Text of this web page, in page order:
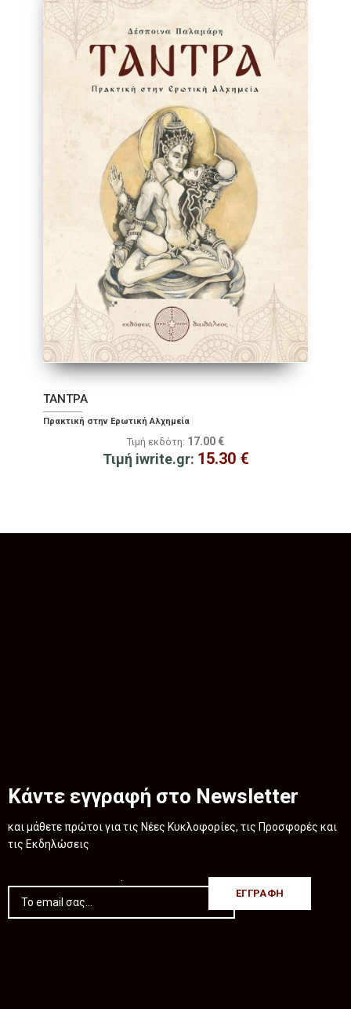
ΤΑΝΤΡΑ
Πρακτική στην Ερωτική Αλχημεία
Τιμή εκδότη: 17.00 €
Τιμή iwrite.gr: 15.30 €
Κάντε εγγραφή στο Newsletter
και μάθετε πρώτοι για τις Νέες Κυκλοφορίες, τις Προσφορές και
τις Εκδηλώσεις